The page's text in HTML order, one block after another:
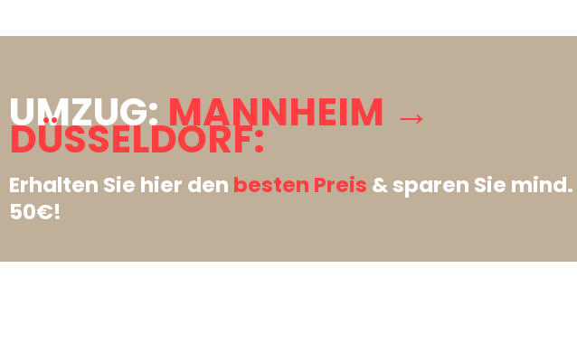
UMZUG:MANNHEIM →
DÜSSELDORF:
Erhalten Sie hier den besten Preis & sparen Sie mind.
50€!